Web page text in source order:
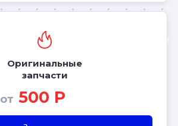
Оригинальные
запчасти
от 500 Р